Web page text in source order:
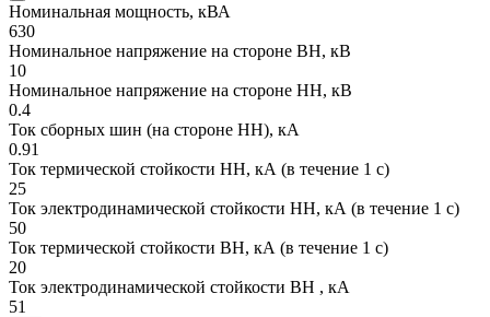
Номинальная мощность, кВА
630
Номинальное напряжение на стороне ВН, кВ
10
Номинальное напряжение на стороне НН, кВ
0.4
Ток сборных шин (на стороне НН), кА
0.91
Ток термической стойкости НН, кА (в течение 1 с)
25
Ток электродинамической стойкости НН, кА (в течение 1 с)
50
Ток термической стойкости ВН, кА (в течение 1 с)
20
Ток электродинамической стойкости ВН , кА
51